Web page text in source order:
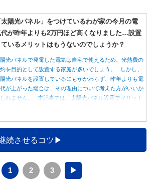
太陽光パネル」をつけているわが家の今月の電
代が昨年よりも2万円ほど高くなりました…設置
ているメリットはもうないのでしょうか？
光パネルで発電した電気は自宅で使えるため、光熱費の
を目的として設置する家庭が多いでしょう。 しかし、
光パネルを設置しているにもかかわらず、昨年よりも電
が上がった場合は、その理由について考えた方がいいか
しれません。 本記事では、太陽光パネル設置でメリット
続させるコツ
1 2 3 ▶